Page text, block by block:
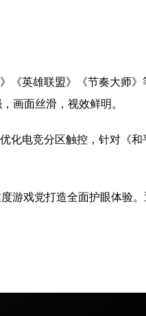
《英雄联盟》《节奏大师
画面丝滑，视效鲜明。
化电竞分区触控，针对《
游戏党打造全面护眼体验